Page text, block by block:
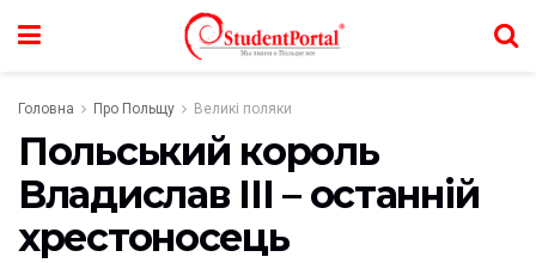
Головна Про Польщу Великі поляки
Польський король
Владислав III – останній
хрестоносець